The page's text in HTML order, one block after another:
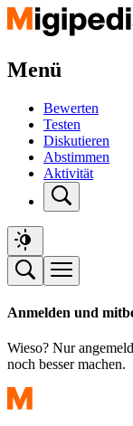
Menü
Bewerten
Testen
Diskutieren
Abstimmen
Aktivität
Anmelden und
Wieso? Nur
noch besser machen.